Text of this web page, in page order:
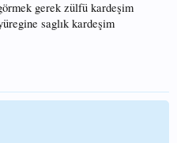
gerek zülfü kardeşim
saglık kardeşim